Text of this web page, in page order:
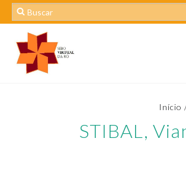
Início
STIBAL,